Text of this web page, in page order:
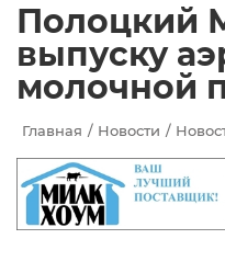
Полоцкий
выпуску
молочной
Главная Новости